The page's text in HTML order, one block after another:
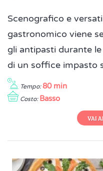
Scenografico e
gastronomico viene
gli antipasti durante
di un soffice impasto
Tempo: 80 min
Costo: Basso
VAI